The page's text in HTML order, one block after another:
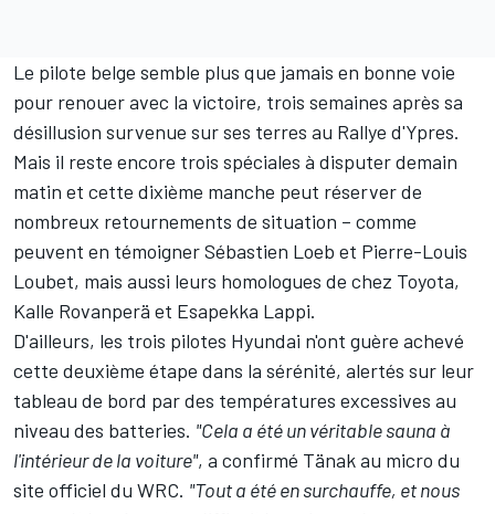
Le pilote belge semble plus que jamais en bonne voie
pour renouer avec la victoire, trois semaines après sa
désillusion survenue sur ses terres au Rallye d'Ypres.
Mais il reste encore trois spéciales à disputer demain
matin et cette dixième manche peut réserver de
nombreux retournements de situation – comme
peuvent en témoignerSébastien Loeb et Pierre-Louis
Loubet, mais aussi leurs homologues de chez Toyota,
Kalle Rovanperä et Esapekka Lappi.
D'ailleurs, les trois pilotes Hyundai n'ont guère achevé
cette deuxième étape dans la sérénité, alertés sur leur
tableau de bord par des températures excessives au
niveau des batteries. "Cela a été un véritable sauna à
l'intérieur de la voiture", a confirmé Tänak au micro du
site officiel du WRC. "Tout a été en surchauffe, et nous